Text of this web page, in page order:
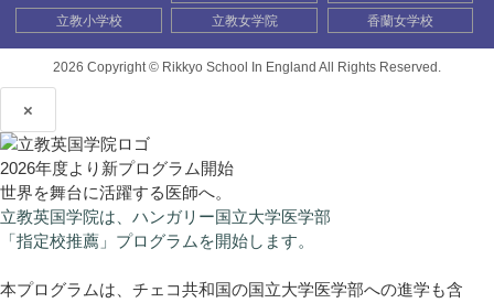
立教小学校
立教女学院 香蘭女学校
2026 Copyright © Rikkyo School In England All Rights Reserved.
×
2026年度より新プログラム開始
世界を舞台に活躍する医師へ。
立教英国学院は、ハンガリー国立大学医学部
「指定校推薦」プログラムを開始します。
本プログラムは、チェコ共和国の国立大学医学部への進学も含